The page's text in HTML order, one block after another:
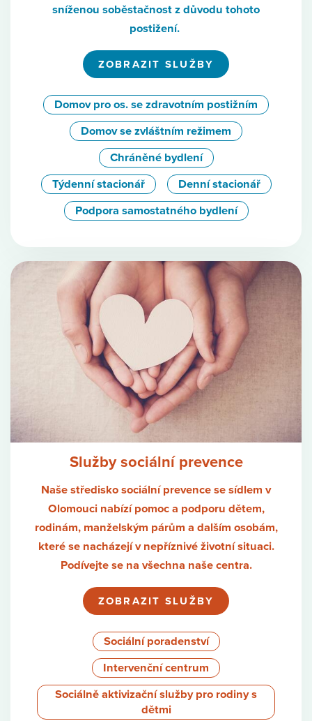
sníženou soběstačnost z důvodu tohoto
postižení.
ZOBRAZIT SLUŽBY
Domov pro os. se zdravotním postižním
Domov se zvláštním režimem
Chráněné bydlení
Týdenní stacionář
Denní stacionář
Podpora samostatného bydlení
Služby sociální prevence
Naše středisko sociální prevence se sídlem v
Olomouci nabízí pomoc a podporu dětem,
rodinám, manželským párům a dalším osobám,
které se nacházejí v nepříznivé životní situaci.
Podívejte se na všechna naše centra.
ZOBRAZIT SLUŽBY
Sociální poradenství
Intervenční centrum
Sociálně aktivizační služby pro rodiny s
dětmi